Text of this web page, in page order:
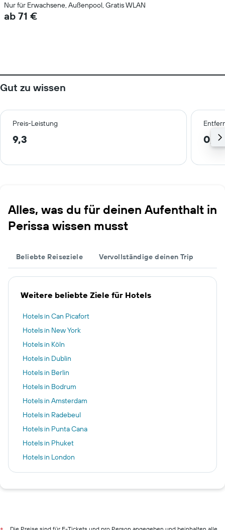
Nur für Erwachsene, Außenpool, Gratis WLAN
ab 71 €
Gut zu wissen
Preis-Leistung
9,3 0,9
Alles, was du für deinen Aufenthalt in
Perissa wissen musst
Beliebte Reiseziele Vervollständige deinen Trip
Weitere beliebte Ziele für Hotels
Hotels in Can Picafort
Hotels in New York
Hotels in Köln
Hotels in Dublin
Hotels in Berlin
Hotels in Bodrum
Hotels in Amsterdam
Hotels in Radebeul
Hotels in Punta Cana
Hotels in Phuket
Hotels in London
Hotels in Badhoevedorp
Hotels in Hamburg